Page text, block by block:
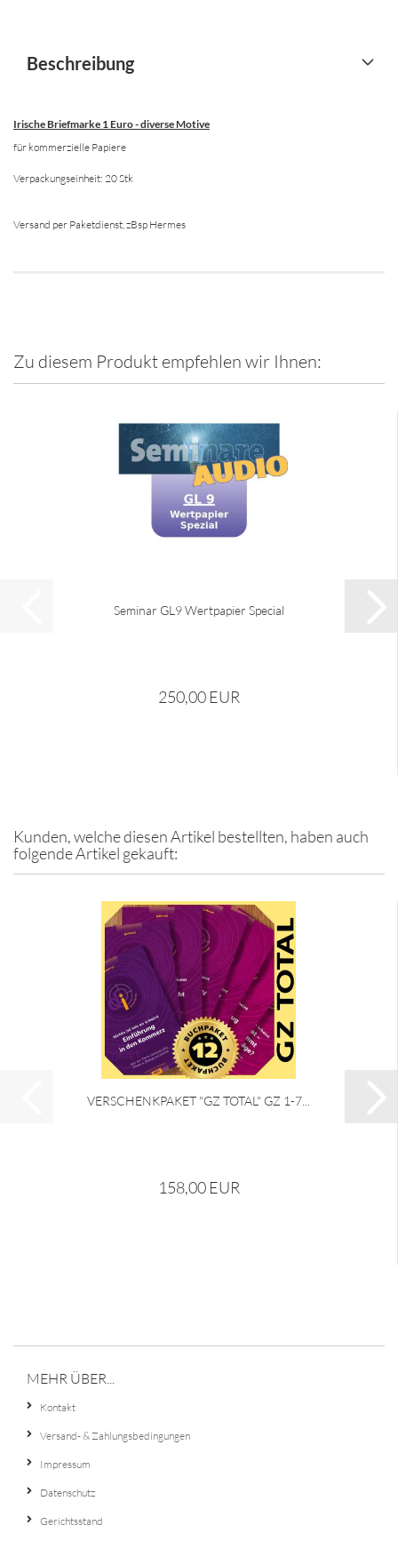
Beschreibung
Irische Briefmarke 1 Euro - diverse Motive
für kommerzielle Papiere
Verpackungseinheit: 20 Stk
Versand per Paketdienst, zBsp Hermes
Zu diesem Produkt empfehlen wir Ihnen:
Seminar GL9 Wertpapier Special
250,00 EUR
Kunden, welche diesen Artikel bestellten, haben auch
folgende Artikel gekauft:
VERSCHENKPAKET "GZ TOTAL" GZ 1-7...
158,00 EUR
MEHR ÜBER...
Kontakt
Versand- & Zahlungsbedingungen
Impressum
Datenschutz
Gerichtsstand